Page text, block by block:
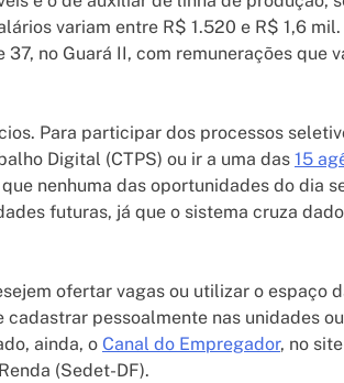
variam entre R$ 1.520 e R$ 1,6
no Guará II, com remunerações que
Para participar dos processos
Digital (CTPS) ou ir a uma das 15
nenhuma das oportunidades do dia
futuras, já que o sistema cruza
ofertar vagas ou utilizar o espaço
pessoalmente nas unidades
ainda, o Canal do Empregador, no
(Sedet-DF).